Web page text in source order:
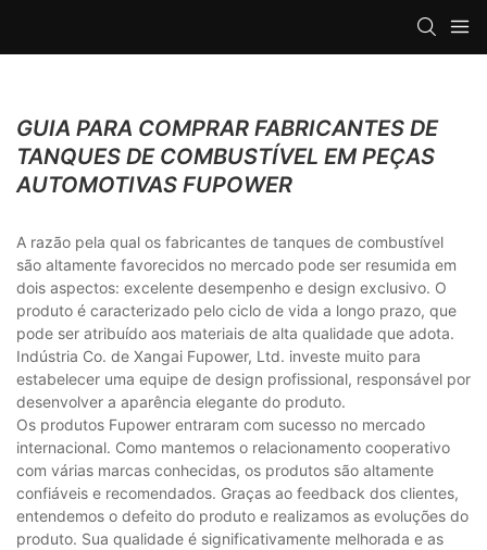
GUIA PARA COMPRAR FABRICANTES DE
TANQUES DE COMBUSTÍVEL EM PEÇAS
AUTOMOTIVAS FUPOWER
A razão pela qual os fabricantes de tanques de combustível
são altamente favorecidos no mercado pode ser resumida em
dois aspectos: excelente desempenho e design exclusivo. O
produto é caracterizado pelo ciclo de vida a longo prazo, que
pode ser atribuído aos materiais de alta qualidade que adota.
Indústria Co. de Xangai Fupower, Ltd. investe muito para
estabelecer uma equipe de design profissional, responsável por
desenvolver a aparência elegante do produto.
Os produtos Fupower entraram com sucesso no mercado
internacional. Como mantemos o relacionamento cooperativo
com várias marcas conhecidas, os produtos são altamente
confiáveis e recomendados. Graças ao feedback dos clientes,
entendemos o defeito do produto e realizamos as evoluções do
produto. Sua qualidade é significativamente melhorada e as